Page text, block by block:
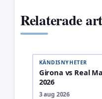
Relaterade
KÄNDISNYHETER
Girona vs Real
2026
3 aug 2026